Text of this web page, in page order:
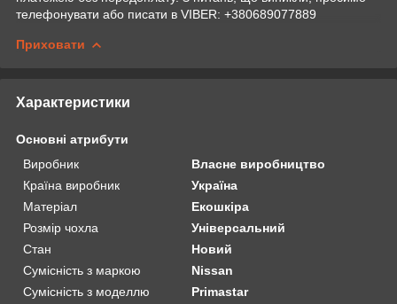
телефонувати або писати в VIBER: +380689077889
Приховати
Характеристики
Основні атрибути
Виробник
Власне виробництво
Країна виробник
Україна
Матеріал
Екошкіра
Розмір чохла
Універсальний
Стан
Новий
Сумісність з маркою
Nissan
Сумісність з моделлю
Primastar